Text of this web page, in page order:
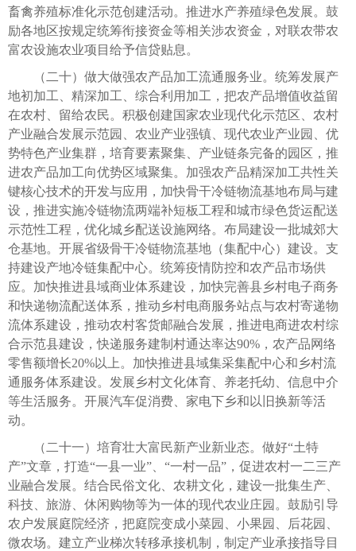
畜禽养殖标准化示范创建活动。推进水产养殖绿色发展。鼓
励各地区按规定统筹衔接资金等相关涉农资金，对联农带农
富农设施农业项目给予信贷贴息。
（二十）做大做强农产品加工流通服务业。统筹发展产
地初加工、精深加工、综合利用加工，把农产品增值收益留
在农村、留给农民。积极创建国家农业现代化示范区、农村
产业融合发展示范园、农业产业强镇、现代农业产业园、优
势特色产业集群，培育要素聚集、产业链条完备的园区，推
进农产品加工向优势区域聚集。加强农产品精深加工共性关
键核心技术的开发与应用，加快骨干冷链物流基地布局与建
设，推进实施冷链物流两端补短板工程和城市绿色货运配送
示范性工程，优化城乡配送设施网络。布局建设一批城郊大
仓基地。开展省级骨干冷链物流基地（集配中心）建设。支
持建设产地冷链集配中心。统筹疫情防控和农产品市场供
应。加快推进县域商业体系建设，加快完善县乡村电子商务
和快递物流配送体系，推动乡村电商服务站点与农村寄递物
流体系建设，推动农村客货邮融合发展，推进电商进农村综
合示范县建设，快递服务建制村通达率达90%，农产品网络
零售额增长20%以上。加快推进县域集采集配中心和乡村流
通服务体系建设。发展乡村文化体育、养老托幼、信息中介
等生活服务。开展汽车促消费、家电下乡和以旧换新等活
动。
（二十一）培育壮大富民新产业新业态。做好“土特
产”文章，打造“一县一业”、“一村一品”，促进农村一二三产
业融合发展。结合民俗文化、农耕文化，建设一批集生产、
科技、旅游、休闲购物等为一体的现代农业庄园。鼓励引导
农户发展庭院经济，把庭院变成小菜园、小果园、后花园、
微农场。建立产业梯次转移承接机制，制定产业承接指导目